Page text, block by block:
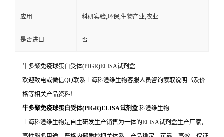
应用 科研实验,环保,生物产业,农业
是否进口 否
牛多聚免疫球蛋白受体(PIGR)ELISA试剂盒
欢迎致电或微信QQ联系上海科澄维生物客服人员咨询索取说明书及价
格等相关产品资料！
牛多聚免疫球蛋白受体(PIGR)ELISA试剂盒 科澄维生物
上海科澄维生物是自主研发生产销售为一体的ELISA试剂盒生产厂家，